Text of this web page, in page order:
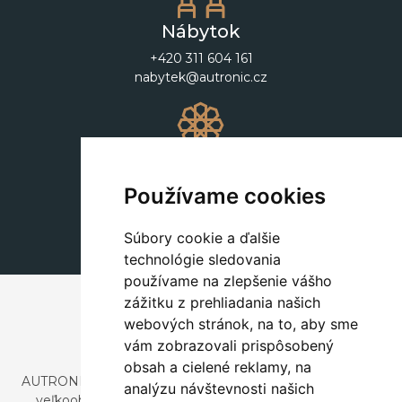
Používame cookies
Súbory cookie a ďalšie
technológie sledovania
používame na zlepšenie vášho
zážitku z prehliadania našich
webových stránok, na to, aby sme
vám zobrazovali prispôsobený
obsah a cielené reklamy, na
analýzu návštevnosti našich
Nábytok
+420 311 604 161
nabytek@autronic.cz
+420 311 604 182
dekorace@autronic.cz
AUTRONIC, s.r.o. je spoločnosť zaoberajúca sa dovozom a